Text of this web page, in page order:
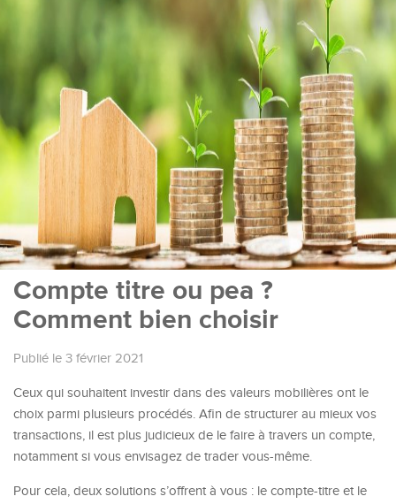
Compte titre ou pea ?
Comment bien choisir
Publié le 3 février 2021
Ceux qui souhaitent investir dans des valeurs mobilières ont le
choix parmi plusieurs procédés. Afin de structurer au mieux vos
transactions, il est plus judicieux de le faire à travers un compte,
notamment si vous envisagez de trader vous-même.
Pour cela, deux solutions s’offrent à vous : le compte-titre et le